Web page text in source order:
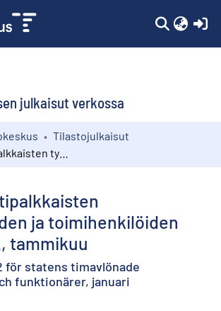
julkaisut verkossa
Tilastojulkaisut
ja toimihenkilöiden
tammikuu
för statens timavlönade
funktionärer, januari